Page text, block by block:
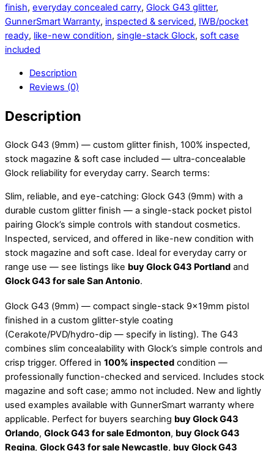
Boston
kaufen,
Glock
G43
Verkauf
quantity
finish, everyday concealed carry, Glock G43 glitter,
GunnerSmart Warranty, inspected & serviced, IWB/pocket
ready, like-new condition, single-stack Glock, soft case
included
Description
Reviews (0)
Description
Glock G43 (9mm) — custom glitter finish, 100% inspected,
stock magazine & soft case included — ultra-concealable
Glock reliability for everyday carry. Search terms:
Slim, reliable, and eye-catching: Glock G43 (9mm) with a
durable custom glitter finish — a single-stack pocket pistol
pairing Glock’s simple controls with standout cosmetics.
Inspected, serviced, and offered in like-new condition with
stock magazine and soft case. Ideal for everyday carry or
range use — see listings like buy Glock G43 Portland and
Glock G43 for sale San Antonio.
Glock G43 (9mm) — compact single-stack 9×19mm pistol
finished in a custom glitter-style coating
(Cerakote/PVD/hydro-dip — specify in listing). The G43
combines slim concealability with Glock’s simple controls and
crisp trigger. Offered in 100% inspected condition —
professionally function-checked and serviced. Includes stock
magazine and soft case; ammo not included. New and lightly
used examples available with GunnerSmart warranty where
applicable. Perfect for buyers searching buy Glock G43
Orlando, Glock G43 for sale Edmonton, buy Glock G43
Regina, Glock G43 for sale Newcastle, buy Glock G43